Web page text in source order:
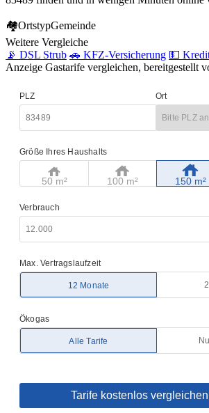
🏘OrtstypGemeinde
Weitere Vergleiche
📡 DSL Strub 🚗 KFZ-Versicherung 💵
Anzeige Gastarife vergleichen, bereitgestellt